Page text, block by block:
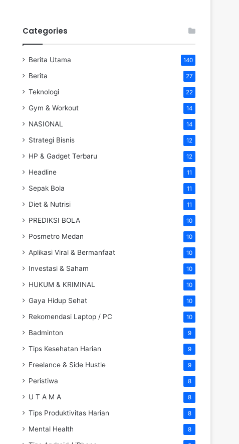
Categories
Berita Utama 140
Berita 27
Teknologi 22
Gym & Workout 14
NASIONAL 14
Strategi Bisnis 12
HP & Gadget Terbaru 12
Headline 11
Sepak Bola 11
Diet & Nutrisi 11
PREDIKSI BOLA 10
Posmetro Medan 10
Aplikasi Viral & Bermanfaat 10
Investasi & Saham 10
HUKUM & KRIMINAL 10
Gaya Hidup Sehat 10
Rekomendasi Laptop / PC 10
Badminton 9
Tips Kesehatan Harian 9
Freelance & Side Hustle 9
Peristiwa 8
U T A M A 8
Tips Produktivitas Harian 8
Mental Health 8